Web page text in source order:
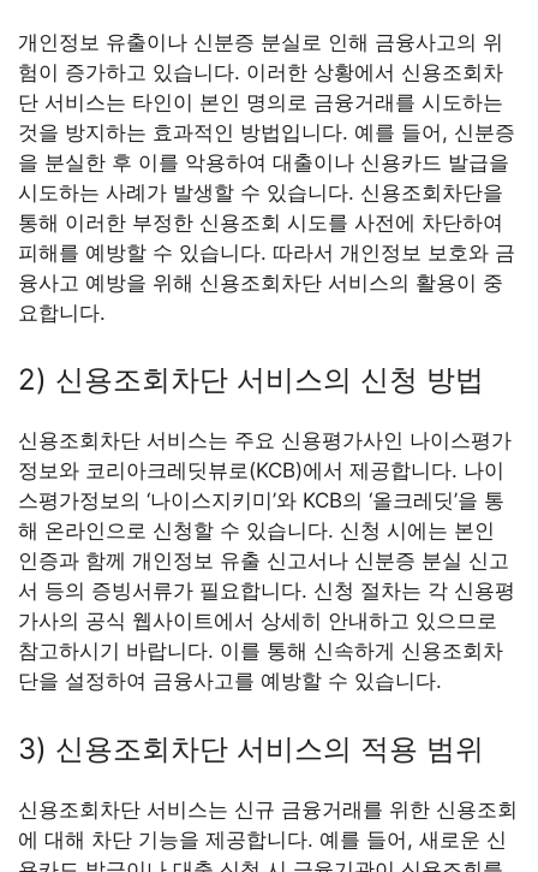
개인정보 유출이나 신분증 분실로 인해 금융사고의 위
험이 증가하고 있습니다. 이러한 상황에서 신용조회차
단 서비스는 타인이 본인 명의로 금융거래를 시도하는
것을 방지하는 효과적인 방법입니다. 예를 들어, 신분증
을 분실한 후 이를 악용하여 대출이나 신용카드 발급을
시도하는 사례가 발생할 수 있습니다. 신용조회차단을
통해 이러한 부정한 신용조회 시도를 사전에 차단하여
피해를 예방할 수 있습니다. 따라서 개인정보 보호와 금
융사고 예방을 위해 신용조회차단 서비스의 활용이 중
요합니다.
2) 신용조회차단 서비스의 신청 방법
신용조회차단 서비스는 주요 신용평가사인 나이스평가
정보와 코리아크레딧뷰로(KCB)에서 제공합니다. 나이
스평가정보의 ‘나이스지키미’와 KCB의 ‘올크레딧’을 통
해 온라인으로 신청할 수 있습니다. 신청 시에는 본인
인증과 함께 개인정보 유출 신고서나 신분증 분실 신고
서 등의 증빙서류가 필요합니다. 신청 절차는 각 신용평
가사의 공식 웹사이트에서 상세히 안내하고 있으므로
참고하시기 바랍니다. 이를 통해 신속하게 신용조회차
단을 설정하여 금융사고를 예방할 수 있습니다.
3) 신용조회차단 서비스의 적용 범위
신용조회차단 서비스는 신규 금융거래를 위한 신용조회
에 대해 차단 기능을 제공합니다. 예를 들어, 새로운 신